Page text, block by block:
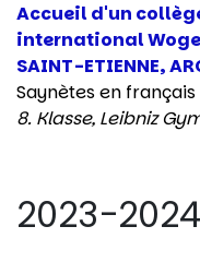
Accueil d'un
international
SAINT-ETIENNE,
Saynètes en français
8. Klasse, Leibniz
2023-2024